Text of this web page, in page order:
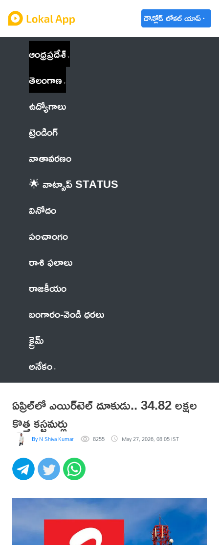
డౌన్లోడ్ లోకల్ యాప్
ఆంధ్రప్రదేశ్
తెలంగాణ
ఉద్యోగాలు
ట్రెండింగ్
వాతావరణం
🌟 వాట్సాప్ STATUS
వినోదం
పంచాంగం
రాశి ఫలాలు
రాజకీయం
బంగారం-వెండి ధరలు
క్రైమ్
అనేకం
ఏప్రిల్‌లో ఎయిర్‌టెల్ దూకుడు.. 34.82 లక్షల
కొత్త కస్టమర్లు
By N Shiva Kumar 8255 May 27, 2026, 08:05 IST